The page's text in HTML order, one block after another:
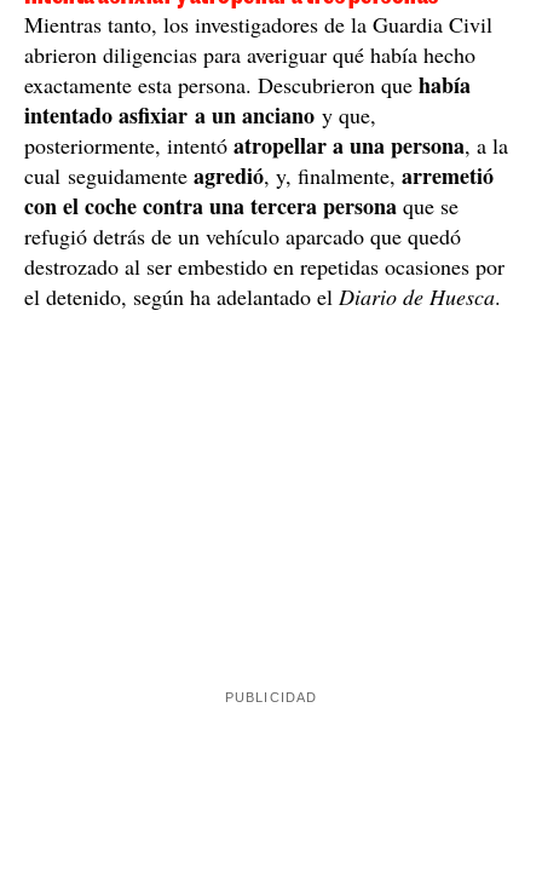
Mientras tanto, los investigadores de la Guardia Civil
abrieron diligencias para averiguar qué había hecho
exactamente esta persona. Descubrieron que había
intentado asfixiar a un anciano y que,
posteriormente, intentó atropellar a una persona, a la
cual seguidamente agredió, y, finalmente, arremetió
con el coche contra una tercera persona que se
refugió detrás de un vehículo aparcado que quedó
destrozado al ser embestido en repetidas ocasiones por
el detenido, según ha adelantado el Diario de Huesca.